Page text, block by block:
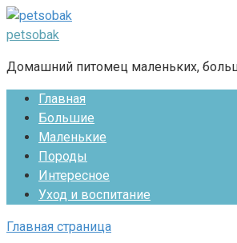
Перейти
к
petsobak
Домашний питомец маленьких,
Главная
Большие
Маленькие
Породы
Интересное
Уход и воспитание
Главная страница